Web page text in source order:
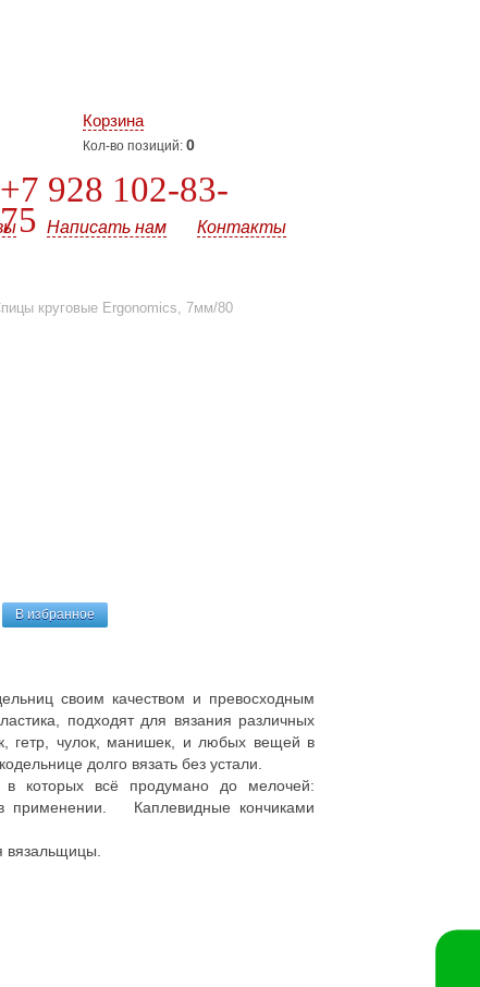
Корзина
Кол-во позиций: 0
+7 928 102-83-
75 Написать нам Контакты
круговые Ergonomics, 7мм/80
В избранное
своим качеством и превосходным
подходят для вязания различных
гетр, чулок, манишек, и любых вещей в
долго вязать без устали.
которых всё продумано до мелочей:
применении. Каплевидные кончиками
вязальщицы.